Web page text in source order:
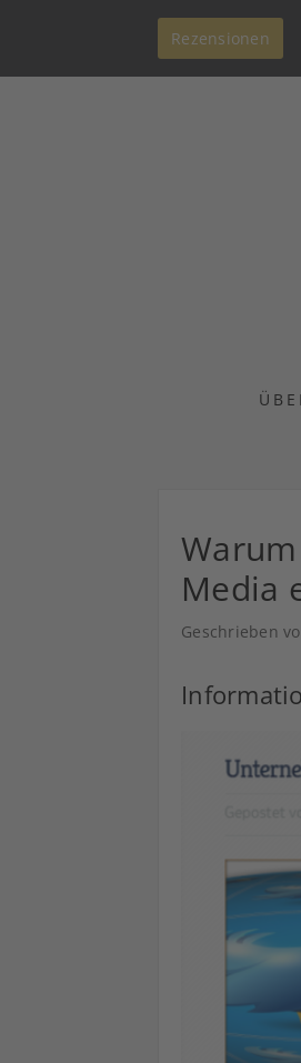
Rezensionen
Media
Geschrieben